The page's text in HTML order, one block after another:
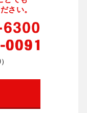
さい。